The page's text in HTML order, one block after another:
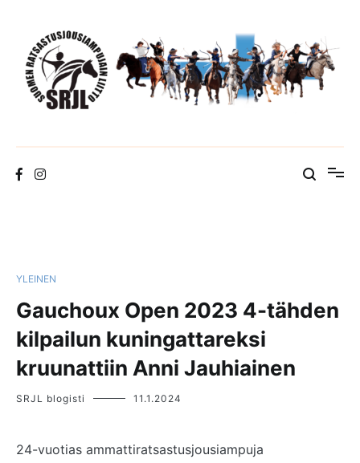
content
YLEINEN
Gauchoux Open 2023 4-tähden
kilpailun kuningattareksi
kruunattiin Anni Jauhiainen
SRJL blogisti 11.1.2024
24-vuotias ammattiratsastusjousiampuja